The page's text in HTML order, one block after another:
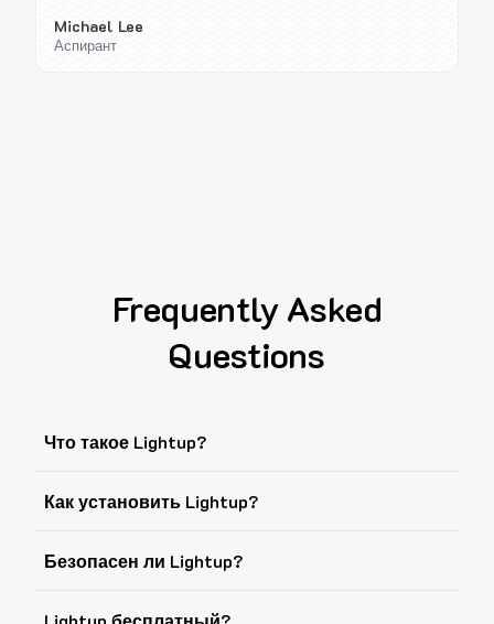
Michael Lee
Аспирант
Frequently Asked
Questions
Что такое Lightup?
Как установить Lightup?
Безопасен ли Lightup?